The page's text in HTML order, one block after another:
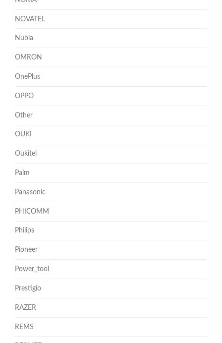
NOVATEL
Nubia
OMRON
OnePlus
OPPO
Other
OUKI
Oukitel
Palm
Panasonic
PHICOMM
Philips
Pioneer
Power_tool
Prestigio
RAZER
REMS